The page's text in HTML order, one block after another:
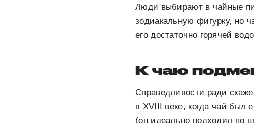
Люди выбирают в чайные
зодиакальную фигурку, но
его достаточно горячей
К чаю
Справедливости ради
в XVIII веке, когда чай был
(он идеально подходил по